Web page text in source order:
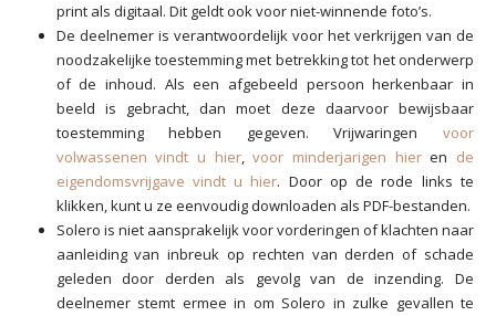
print als digitaal. Dit geldt ook voor niet-winnende foto’s.
De deelnemer is verantwoordelijk voor het verkrijgen van de
noodzakelijke toestemming met betrekking tot het onderwerp
of de inhoud. Als een afgebeeld persoon herkenbaar in
beeld is gebracht, dan moet deze daarvoor bewijsbaar
toestemming hebben gegeven. Vrijwaringen voor
volwassenen vindt u hier,voor minderjarigen hieren de
eigendomsvrijgave vindt u hier. Door op de rode links te
klikken, kunt u ze eenvoudig downloaden als PDF-bestanden.
Solero is niet aansprakelijk voor vorderingen of klachten naar
aanleiding van inbreuk op rechten van derden of schade
geleden door derden als gevolg van de inzending. De
deelnemer stemt ermee in om Solero in zulke gevallen te